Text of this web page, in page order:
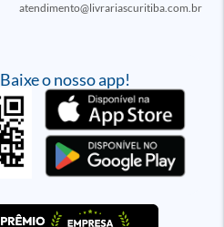
Baixe o nosso app!
atendimento@livrariascuritiba.com.br